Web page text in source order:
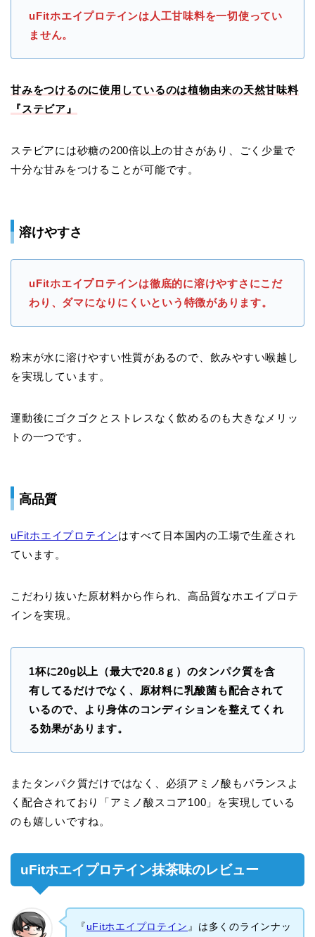
uFitホエイプロテインは人工甘味料を一切使ってい
ません。
甘みをつけるのに使用しているのは植物由来の天然甘味料
『ステビア』
ステビアには砂糖の200倍以上の甘さがあり、ごく少量で
十分な甘みをつけることが可能です。
溶けやすさ
uFitホエイプロテインは徹底的に溶けやすさにこだ
わり、ダマになりにくいという特徴があります。
粉末が水に溶けやすい性質があるので、飲みやすい喉越し
を実現しています。
運動後にゴクゴクとストレスなく飲めるのも大きなメリッ
トの一つです。
高品質
uFitホエイプロテインはすべて日本国内の工場で生産され
ています。
こだわり抜いた原材料から作られ、高品質なホエイプロテ
インを実現。
1杯に20g以上（最大で20.8ｇ）のタンパク質を含
有してるだけでなく、原材料に乳酸菌も配合されて
いるので、より身体のコンディションを整えてくれ
る効果があります。
またタンパク質だけではなく、必須アミノ酸もバランスよ
く配合されており「アミノ酸スコア100」を実現している
のも嬉しいですね。
uFitホエイプロテイン抹茶味のレビュー
『uFitホエイプロテイン 』は多くのラインナッ